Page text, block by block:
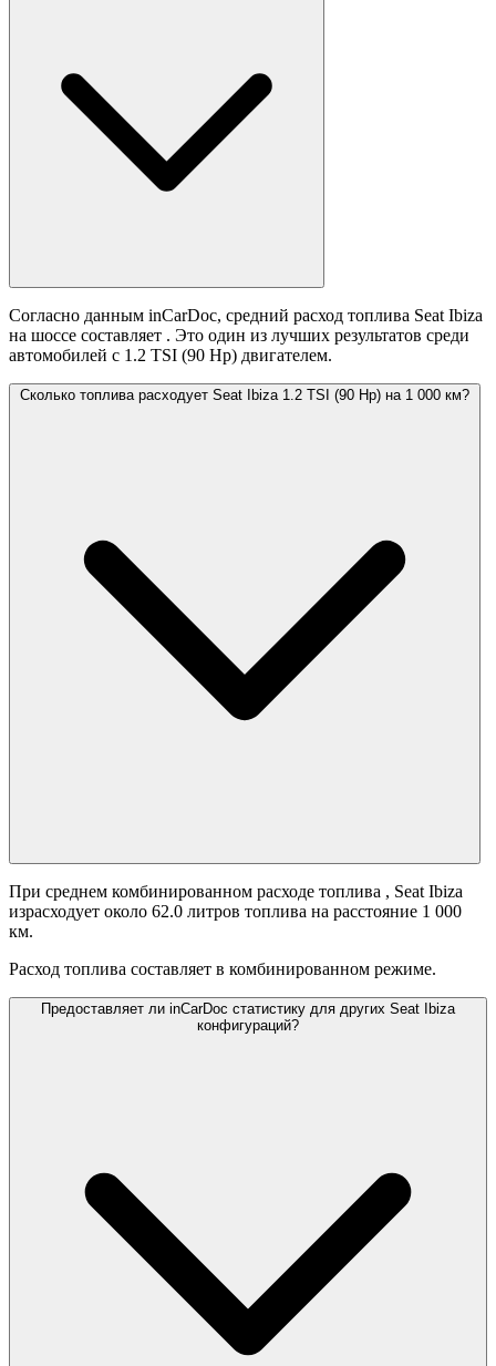
Согласно данным inCarDoc, средний расход топлива Seat Ibiza
на шоссе составляет . Это один из лучших результатов среди
автомобилей с 1.2 TSI (90 Hp) двигателем.
Сколько топлива расходует Seat Ibiza 1.2 TSI (90 Hp) на 1 000 км?
При среднем комбинированном расходе топлива , Seat Ibiza
израсходует около 62.0 литров топлива на расстояние 1 000
км.
Расход топлива составляет в комбинированном режиме.
Предоставляет ли inCarDoc статистику для других Seat Ibiza
конфигураций?